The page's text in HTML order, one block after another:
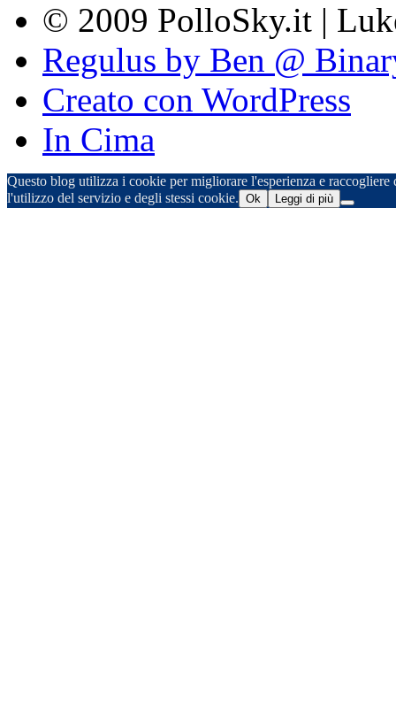
© 2009 PolloSky.it |
Regulus by Ben @
Creato con WordPress
In Cima
Questo blog utilizza i cookie per migliorare l'esperienza e
l'utilizzo del servizio e degli stessi cookie. Ok Leggi di più